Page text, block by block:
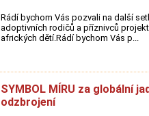
Rádí bychom Vás pozvali na další
adoptivních rodičů a příznivců
afrických dětí.Rádí bychom Vás p...
SYMBOL MÍRU za globální
odzbrojení